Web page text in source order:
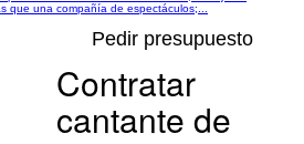
que una compañía de espectáculos;...
Pedir presupuesto
Contratar
cantante de